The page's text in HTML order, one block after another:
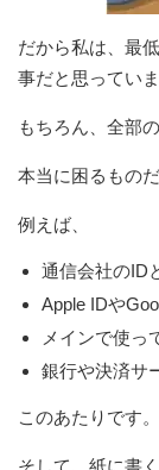
だから私は、最
事だと思っていま
もちろん、全部
本当に困るもの
例えば、
通信会社のID
Apple IDや
メインで使っ
銀行や決済サ
このあたりです。
そして、紙に書